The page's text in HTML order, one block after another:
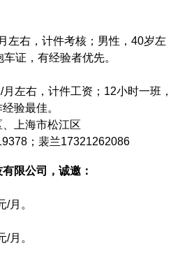
左右，计件考核；男性，40岁左
证，有经验者优先。
左右，计件工资；12小时一班，
验最佳。
上海市松江区
；裴兰17321262086
限公司，诚邀：
月。
月。